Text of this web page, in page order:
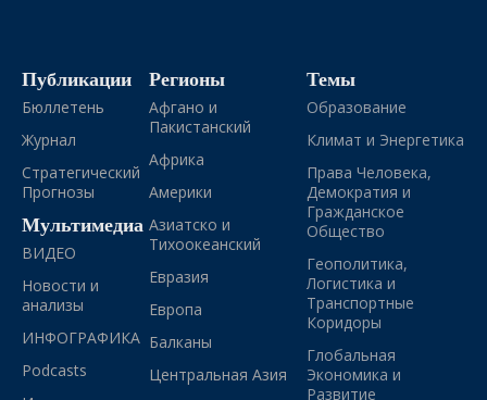
Публикации
Бюллетень
Журнал
Стратегический
Прогнозы
Мультимедиа
ВИДЕО
Новости и
анализы
ИНФОГРАФИКА
Podcasts
Регионы
Афгано и
Пакистанский
Африка
Америки
Азиатско и
Тихоокеанский
Евразия
Европа
Балканы
Центральная Азия
Темы
Образование
Климат и Энергетика
Права Человека,
Демократия и
Гражданское
Общество
Геополитика,
Логистика и
Транспортные
Коридоры
Глобальная
Экономика и
Развитие